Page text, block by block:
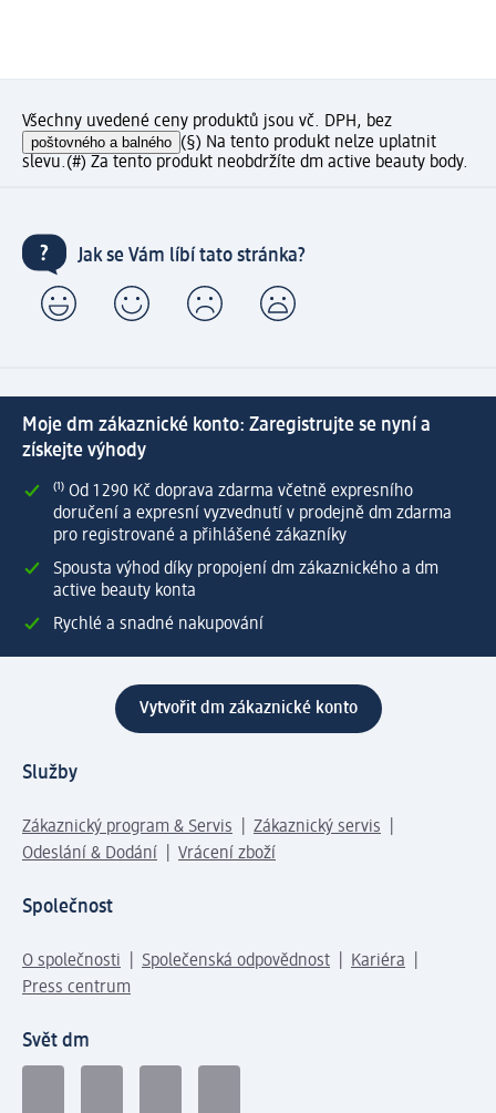
Všechny uvedené ceny produktů jsou vč. DPH, bez
poštovného a balného (§) Na tento produkt nelze uplatnit
slevu.(#) Za tento produkt neobdržíte dm active beauty body.
Jak se Vám líbí tato stránka?
Moje dm zákaznické konto: Zaregistrujte se nyní a
získejte výhody
⁽¹⁾ Od 1 290 Kč doprava zdarma včetně expresního
doručení a expresní vyzvednutí v prodejně dm zdarma
pro registrované a přihlášené zákazníky
Spousta výhod díky propojení dm zákaznického a dm
active beauty konta
Rychlé a snadné nakupování
Vytvořit dm zákaznické konto
Služby
Zákaznický program & Servis
Zákaznický servis
Odeslání & Dodání
Vrácení zboží
Společnost
O společnosti Společenská odpovědnost
Kariéra
Press centrum
Svět dm